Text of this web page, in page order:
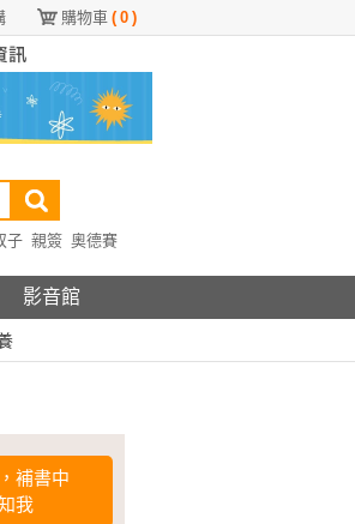
購物車 ( 0 )
子 親簽 奧德賽
影音館
補書中
我